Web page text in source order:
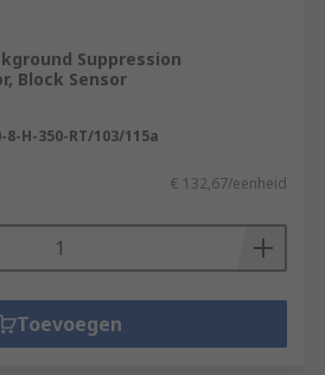
Suppression
Block Sensor
8-H-350-RT/103/115a
€ 132,67/eenheid
Toevoegen